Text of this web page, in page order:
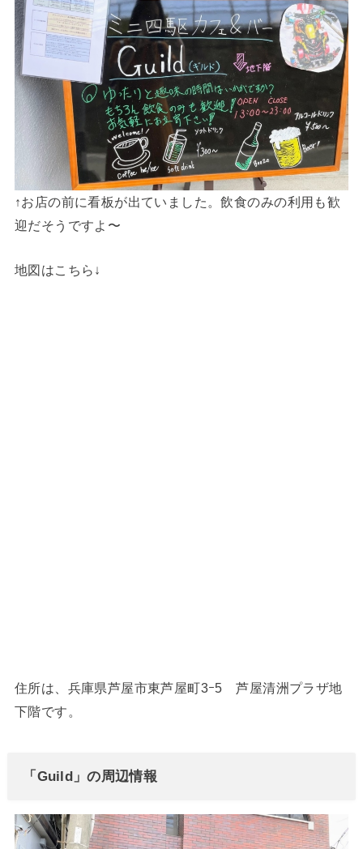
↑お店の前に看板が出ていました。飲食のみの利用も歓
迎だそうですよ〜
地図はこちら↓
住所は、兵庫県芦屋市東芦屋町3ｰ5 芦屋清洲プラザ地
下階です。
「Guild」の周辺情報